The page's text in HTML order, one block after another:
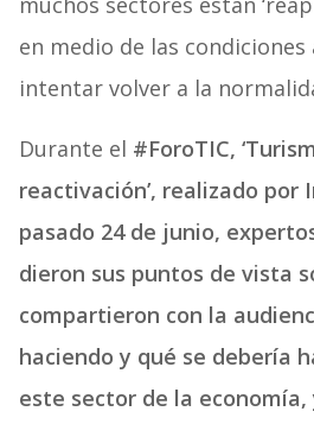
en medio de las
intentar volver a la
Durante el #ForoTIC,
reactivación’, realizado por
pasado 24 de junio,
dieron sus puntos de vista
compartieron con la
haciendo y qué se debería
este sector de la economía,